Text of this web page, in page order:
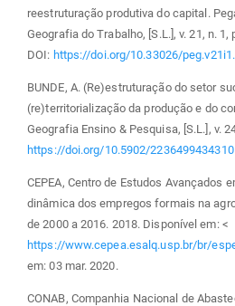
reestruturação produtiva do capital.
Geografia do Trabalho, [S.L.], v. 21, n.
DOI: https://doi.org/10.33026/
BUNDE, A. (Re)estruturação do setor
(re)territorialização da produção e do
Geografia Ensino & Pesquisa, [S.L.], v.
https://doi.org/10.5902/2236499434310
CEPEA, Centro de Estudos Avançados
dinâmica dos empregos formais na
de 2000 a 2016. 2018. Disponível em: <
https://www.cepea.esalq.usp.br/br/
em: 03 mar. 2020.
CONAB, Companhia Nacional de